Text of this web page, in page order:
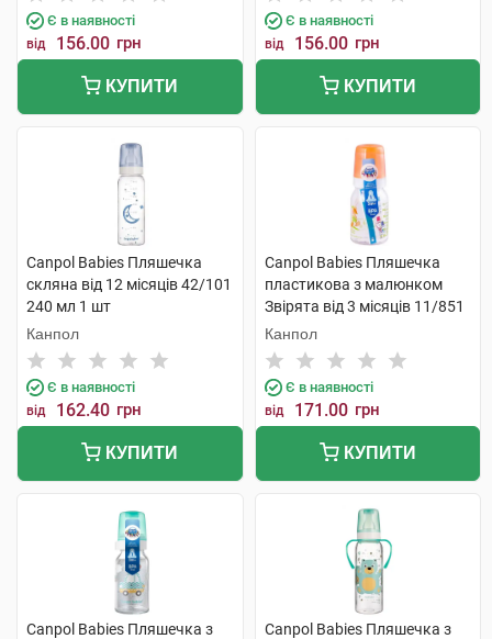
Є в наявності
від 156.00 грн
КУПИТИ
Є в наявності
від 156.00 грн
КУПИТИ
Canpol Babies Пляшечка
скляна від 12 місяців 42/101
240 мл 1 шт
Канпол
Є в наявності
від 162.40 грн
КУПИТИ
Canpol Babies Пляшечка
пластикова з малюнком
Звірята від 3 місяців 11/851
120 мл 1 шт
Канпол
Є в наявності
від 171.00 грн
КУПИТИ
Canpol Babies Пляшечка з
Canpol Babies Пляшечка з